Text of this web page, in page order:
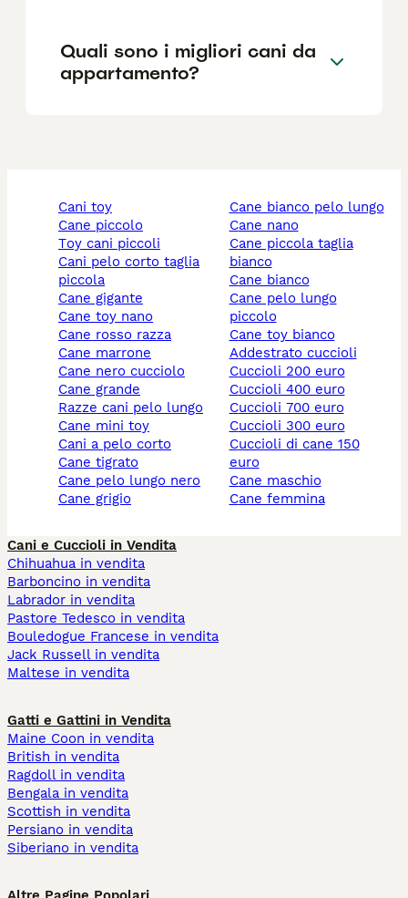
Quali sono i migliori cani da
appartamento?
cani toy
cane piccolo
toy cani piccoli
cani pelo corto taglia
piccola
cane gigante
cane toy nano
cane rosso razza
cane marrone
cane nero cucciolo
cane grande
razze cani pelo lungo
cane mini toy
cani a pelo corto
cane tigrato
cane pelo lungo nero
cane grigio
cane bianco pelo lungo
cane nano
cane piccola taglia
bianco
cane bianco
cane pelo lungo
piccolo
cane toy bianco
addestrato cuccioli
cuccioli 200 euro
cuccioli 400 euro
cuccioli 700 euro
cuccioli 300 euro
cuccioli di cane 150
euro
cane maschio
cane femmina
Cani e Cuccioli in Vendita
Chihuahua in vendita
Barboncino in vendita
Labrador in vendita
Pastore Tedesco in vendita
Bouledogue Francese in vendita
Jack Russell in vendita
Maltese in vendita
Gatti e Gattini in Vendita
Maine Coon in vendita
British in vendita
Ragdoll in vendita
Bengala in vendita
Scottish in vendita
Persiano in vendita
Siberiano in vendita